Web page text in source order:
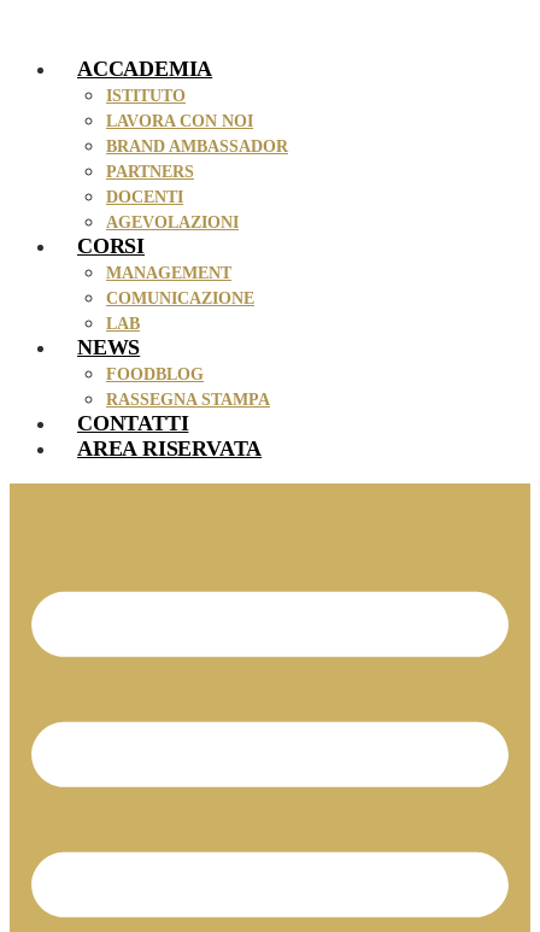
contenutoACCADEMIA
ISTITUTO
LAVORA CON NOI
BRAND AMBASSADOR
PARTNERS
DOCENTI
AGEVOLAZIONI
CORSI
MANAGEMENT
COMUNICAZIONE
LAB
NEWS
FOODBLOG
RASSEGNA STAMPA
CONTATTI
AREA RISERVATA